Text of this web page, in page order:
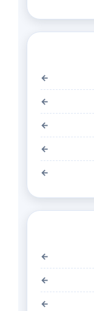
←
←
←
←
←
←
←
←